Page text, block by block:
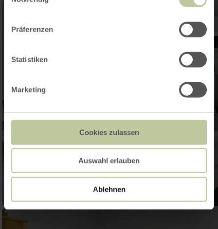
Präferenzen
Statistiken
Marketing
Cookies zulassen
Auswahl erlauben
Ablehnen